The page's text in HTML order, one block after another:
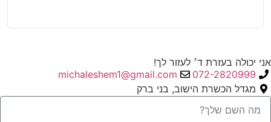
אני יכולה בעזרת ד׳ לעזור לך!
072-2820999
michaleshem1@gmail.com
מגדל הכשרת הישוב, בני ברק